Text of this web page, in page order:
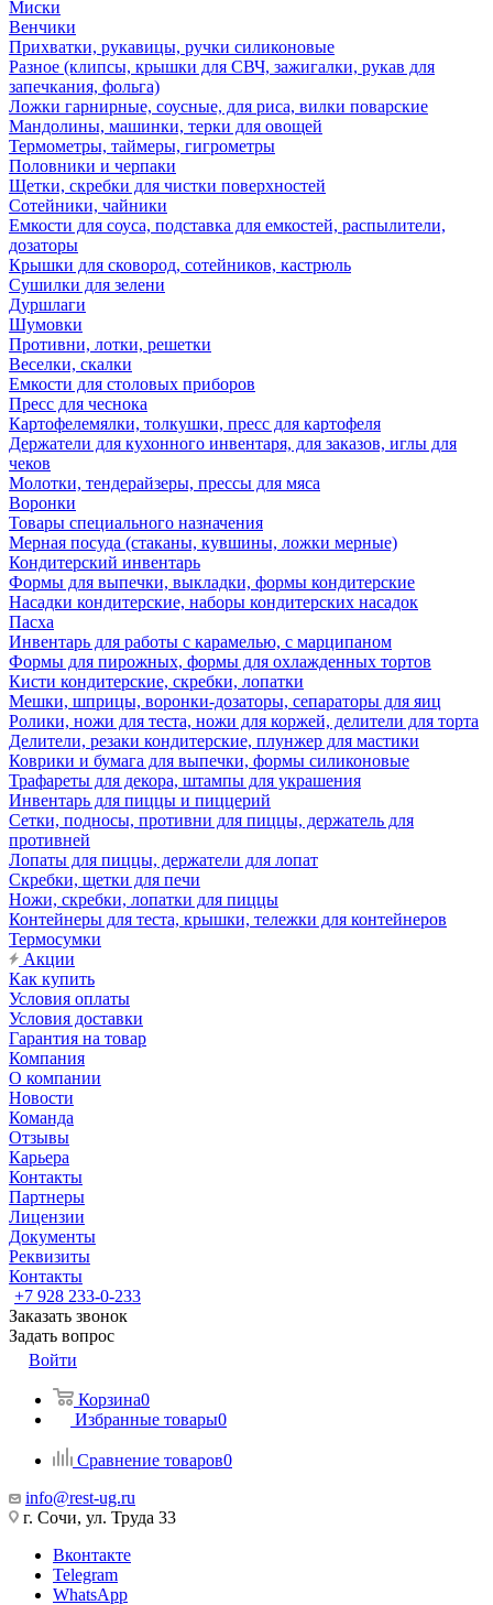
Миски
Венчики
Прихватки, рукавицы, ручки силиконовые
Разное (клипсы, крышки для СВЧ, зажигалки, рукав для
запечкания, фольга)
Ложки гарнирные, соусные, для риса, вилки поварские
Мандолины, машинки, терки для овощей
Термометры, таймеры, гигрометры
Половники и черпаки
Щетки, скребки для чистки поверхностей
Сотейники, чайники
Емкости для соуса, подставка для емкостей, распылители,
дозаторы
Крышки для сковород, сотейников, кастрюль
Сушилки для зелени
Дуршлаги
Шумовки
Противни, лотки, решетки
Веселки, скалки
Емкости для столовых приборов
Пресс для чеснока
Картофелемялки, толкушки, пресс для картофеля
Держатели для кухонного инвентаря, для заказов, иглы для
чеков
Молотки, тендерайзеры, прессы для мяса
Воронки
Товары специального назначения
Мерная посуда (стаканы, кувшины, ложки мерные)
Кондитерский инвентарь
Формы для выпечки, выкладки, формы кондитерские
Насадки кондитерские, наборы кондитерских насадок
Пасха
Инвентарь для работы с карамелью, с марципаном
Формы для пирожных, формы для охлажденных тортов
Кисти кондитерские, скребки, лопатки
Мешки, шприцы, воронки-дозаторы, сепараторы для яиц
Ролики, ножи для теста, ножи для коржей, делители для торта
Делители, резаки кондитерские, плунжер для мастики
Коврики и бумага для выпечки, формы силиконовые
Трафареты для декора, штампы для украшения
Инвентарь для пиццы и пиццерий
Сетки, подносы, противни для пиццы, держатель для
противней
Лопаты для пиццы, держатели для лопат
Скребки, щетки для печи
Ножи, скребки, лопатки для пиццы
Контейнеры для теста, крышки, тележки для контейнеров
Термосумки
Акции
Как купить
Условия оплаты
Условия доставки
Гарантия на товар
Компания
О компании
Новости
Команда
Отзывы
Карьера
Контакты
Партнеры
Лицензии
Документы
Реквизиты
Контакты
+7 928 233-0-233
Заказать звонок
Задать вопрос
Войти
Корзина0
Избранные товары0
Сравнение товаров0
info@rest-ug.ru
г. Сочи, ул. Труда 33
Вконтакте
Telegram
WhatsApp